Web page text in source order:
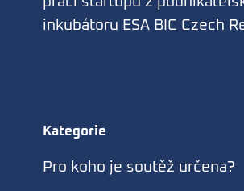
inkubátoru ESA BIC Czech
Kategorie
Pro koho je soutěž určena?